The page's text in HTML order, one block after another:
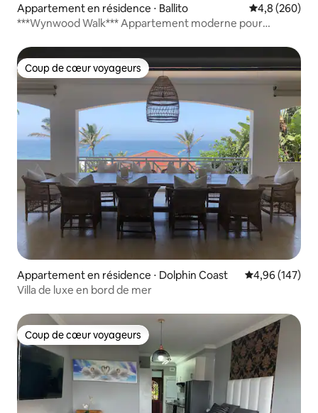
Appartement en résidence ⋅ Ballito Évaluation
4,8 (260)
***Wynwood Walk*** Appartement moderne pour
Coup de cœur voyageurs
Coup de cœur voyageurs
Appartement en résidence ⋅ Dolphin Coast Évaluation
4,96 (147)
Villa de luxe en bord de mer
Coup de cœur voyageurs
Coup de cœur voyageurs